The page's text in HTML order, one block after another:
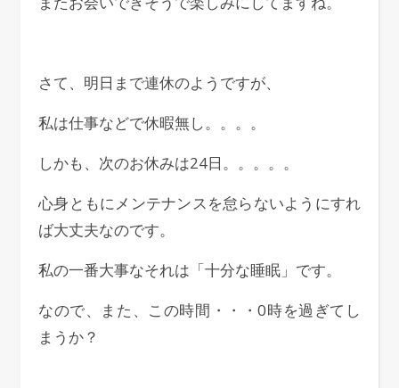
さて、明日まで連休のようですが、
私は仕事などで休暇無し。。。。
しかも、次のお休みは24日。。。。。
心身ともにメンテナンスを怠らないようにすれ
ば大丈夫なのです。
私の一番大事なそれは「十分な睡眠」です。
なので、また、この時間・・・0時を過ぎてし
まうか？